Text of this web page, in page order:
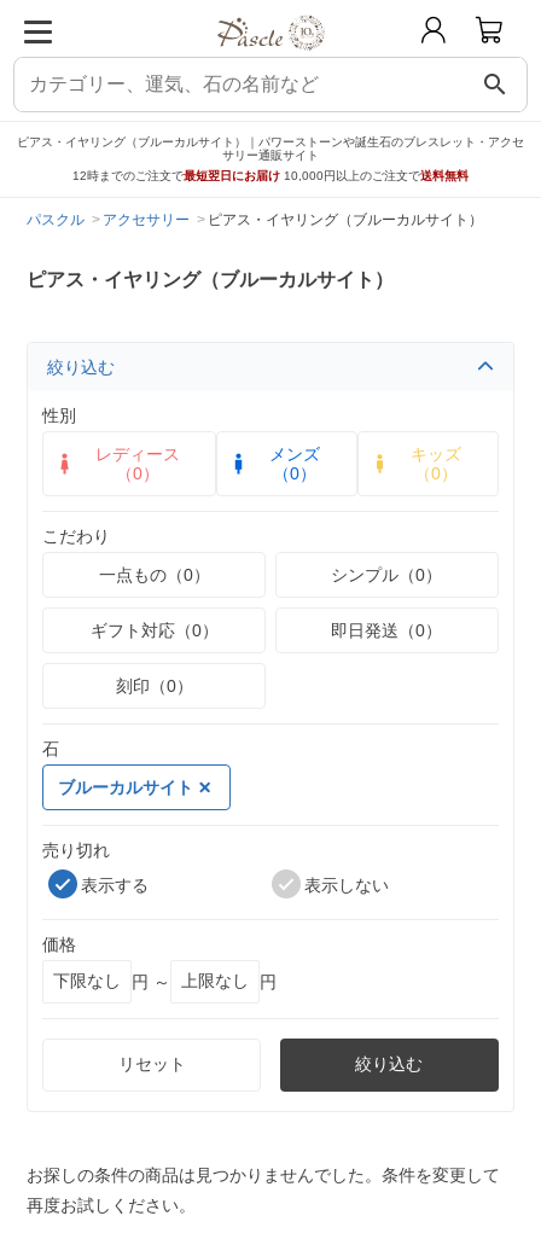
search
ピアス・イヤリング（ブルーカルサイト）｜パワーストーンや誕生石のブレスレット・アクセ
サリー通販サイト
12時までのご注文で最短翌日にお届け 10,000円以上のご注文で送料無料
パスクル アクセサリー ピアス・イヤリング（ブルーカルサイト）
ピアス・イヤリング（ブルーカルサイト）
絞り込む
性別
レディース
（0）
メンズ
（0）
キッズ
（0）
こだわり
一点もの（0）
シンプル（0）
ギフト対応（0） 即日発送（0）
刻印（0）
石
ブルーカルサイト
売り切れ
表示する
表示しない
価格
円 ～
円
リセット 絞り込む
お探しの条件の商品は見つかりませんでした。条件を変更して
再度お試しください。